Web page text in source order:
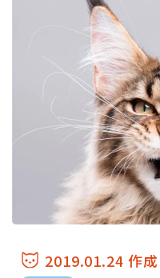
2019.01.24 作成